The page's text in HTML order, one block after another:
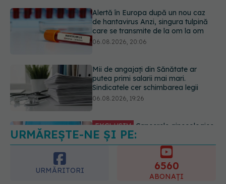
putea primi salarii mai mari.
Sindicatele cer schimbarea legii
06.08.2026, 19:26
care pot fi tratate fără operație. Dr.
Sorin Bogdan (SANADOR): Chirurgia
este indicată doar punctual, pentru
anumite categorii de paciente
EXCLUSIV Brahiterapie vs
radioterapie externă în cancerul
ginecologic. Dr. Sorin Bogdan
(SANADOR) explică diferența și
cum acționează tratamentul
URMĂREȘTE-NE ȘI PE:
URMĂRITORI 6560
ABONAȚI